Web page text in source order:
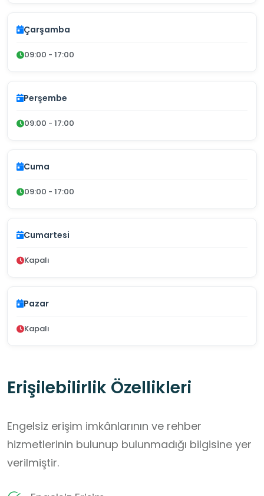
Çarşamba
09:00 - 17:00
Perşembe
09:00 - 17:00
Cuma
09:00 - 17:00
Cumartesi
Kapalı
Pazar
Kapalı
Erişilebilirlik Özellikleri
Engelsiz erişim imkânlarının ve rehber
hizmetlerinin bulunup bulunmadığı bilgisine yer
verilmiştir.